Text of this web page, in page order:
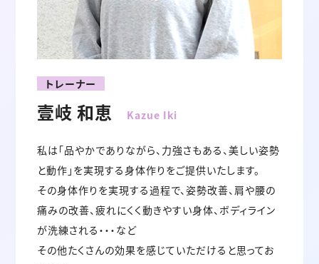
トレーナー
壹岐 和恵 Kazue Iki
私は「品やかでありながら、力強さもある、美しい姿勢
と動作」を実現する身体作りをご提供いたします。
その身体作りを実現する過程で、姿勢改善、肩や腰の
痛みの改善、疲れにくく動きやすい身体、ボディライン
が洗練される・・・など
その他たくさんの効果を感じていただけると思ってお